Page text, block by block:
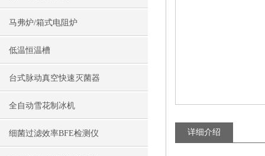
马弗炉/箱式电阻炉
低温恒温槽
台式脉动真空快速灭菌器
全自动雪花制冰机
细菌过滤效率BFE检测仪 详细介绍